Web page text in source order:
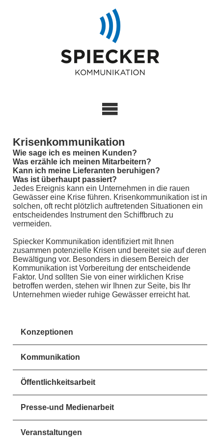
Konzeptionen
Kommunikation
Öffentlichkeitsarbeit
Presse-und Medienarbeit
Veranstaltungen
Krisenkommunikation
Wie sage ich es meinen Kunden?
Was erzähle ich meinen Mitarbeitern?
Kann ich meine Lieferanten beruhigen?
Was ist überhaupt passiert?
Jedes Ereignis kann ein Unternehmen in die rauen
Gewässer eine Krise führen. Krisenkommunikation ist in
solchen, oft recht plötzlich auftretenden Situationen ein
entscheidendes Instrument den Schiffbruch zu
vermeiden.
Spiecker Kommunikation identifiziert mit Ihnen
zusammen potenzielle Krisen und bereitet sie auf deren
Bewältigung vor. Besonders in diesem Bereich der
Kommunikation ist Vorbereitung der entscheidende
Faktor. Und sollten Sie von einer wirklichen Krise
betroffen werden, stehen wir Ihnen zur Seite, bis Ihr
Unternehmen wieder ruhige Gewässer erreicht hat.